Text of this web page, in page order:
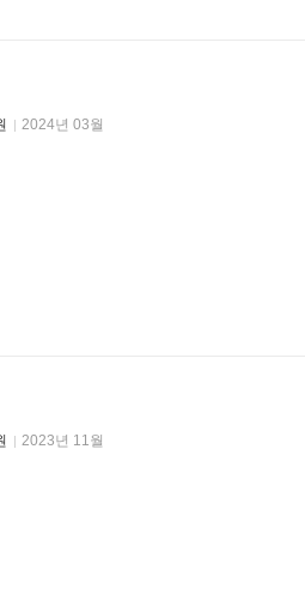
2024년 03월
2023년 11월